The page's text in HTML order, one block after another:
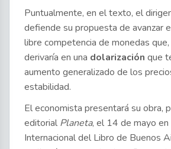
Puntualmente, en el texto, el
defiende su propuesta de avanzar
libre competencia de monedas
derivaría en una dolarización que
aumento generalizado de los
estabilidad.
El economista presentará su obra,
editorial Planeta, el 14 de mayo en
Internacional del Libro de Buenos